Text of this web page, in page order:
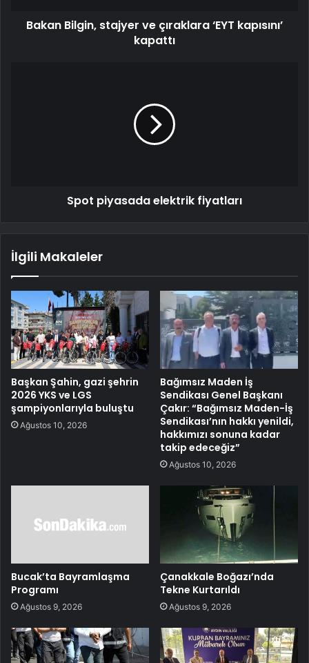
Bakan Bilgin, stajyer ve çıraklara ‘EYT kapısını’
kapattı
Spot piyasada elektrik fiyatları
İlgili Makaleler
Başkan Şahin, gazi şehrin
2026 YKS ve LGS
şampiyonlarıyla buluştu
Ağustos 10, 2026
Bağımsız Maden İş
Sendikası Genel Başkanı
Çakır: “Bağımsız Maden-İş
Sendikası’nın hakkı yenildi,
hakkımızı sonuna kadar
takip edeceğiz”
Ağustos 10, 2026
Bucak’ta Bayramlaşma
Programı
Ağustos 9, 2026
Çanakkale Boğazı’nda
Tekne Kurtarıldı
Ağustos 9, 2026